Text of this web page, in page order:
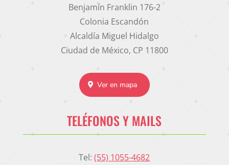
Benjamín Franklin 176-2
Colonia Escandón
Alcaldía Miguel Hidalgo
Ciudad de México, CP 11800
Ver en mapa
TELÉFONOS Y MAILS
Tel:(55) 1055-4682